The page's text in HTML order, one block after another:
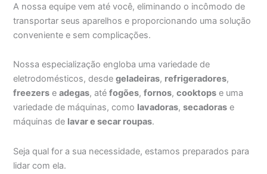
A nossa equipe vem até você, eliminando o incômodo de
transportar seus aparelhos e proporcionando uma solução
conveniente e sem complicações.
Nossa especialização engloba uma variedade de
eletrodomésticos, desdegeladeiras, refrigeradores,
freezers eadegas, atéfogões,fornos,cooktops e uma
variedade de máquinas, como lavadoras,secadoras e
máquinas de lavar e secar roupas.
Seja qual for a sua necessidade, estamos preparados para
lidar com ela.